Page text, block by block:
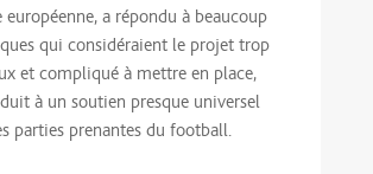
européenne, a répondu à beaucoup
qui considéraient le projet trop
et compliqué à mettre en place,
à un soutien presque universel
parties prenantes du football.